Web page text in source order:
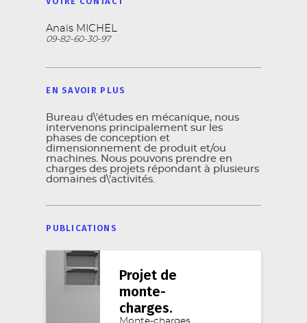
Anaïs MICHEL
09-82-60-30-97
EN SAVOIR PLUS
Bureau d\'études en mécanique, nous
intervenons principalement sur les
phases de conception et
dimensionnement de produit et/ou
machines. Nous pouvons prendre en
charges des projets répondant à plusieurs
domaines d\'activités.
PUBLICATIONS
Projet de
monte-
charges.
Monte-charges